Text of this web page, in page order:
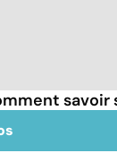
savoir